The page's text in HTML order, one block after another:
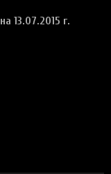
на 13.07.2015 г.